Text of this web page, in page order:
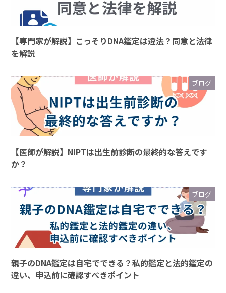
【専門家が解説】こっそりDNA鑑定は違法？同意と法律
を解説
ブログ
【医師が解説】NIPTは出生前診断の最終的な答えです
か？
ブログ
親子のDNA鑑定は自宅でできる？私的鑑定と法的鑑定の
違い、申込前に確認すべきポイント